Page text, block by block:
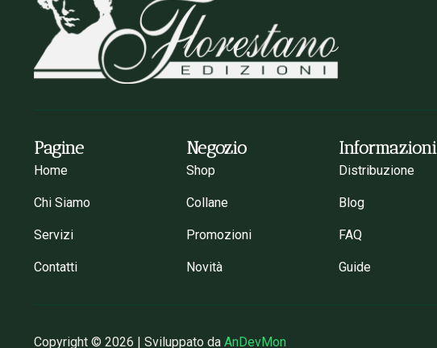
Pagine
Home
Chi Siamo
Servizi
Contatti
Negozio
Shop
Collane
Promozioni
Novità
Informazioni
Distribuzione
Blog
FAQ
Guide
Copyright © 2026 | Sviluppato da AnDevMon